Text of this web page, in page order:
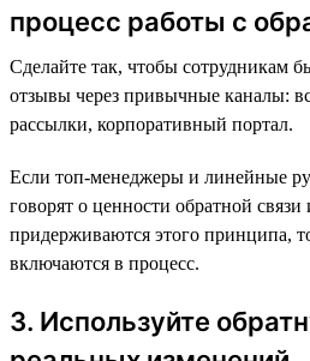
процесс работы с
Сделайте так, чтобы сотрудникам
отзывы через привычные каналы:
рассылки, корпоративный портал.
Если топ-менеджеры и линейные
говорят о ценности обратной
придерживаются этого принципа,
включаются в процесс.
3. Используйте